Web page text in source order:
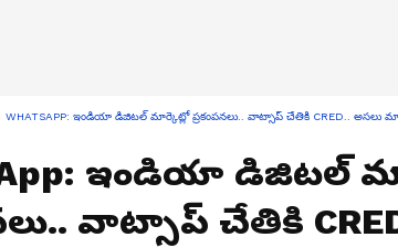
WHATSAPP: ఇండియా డిజిటల్ మార్కెట్లో ప్రకంపనలు.. వాట్సాప్ చేతికి CRED.. అసలు
ఇండియా డిజిటల్
వాట్సాప్ చేతికి